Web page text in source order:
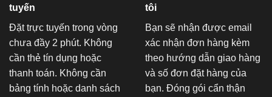
tuyến
Đặt trực tuyến trong vòng
chưa đầy 2 phút. Không
cần thẻ tín dụng hoặc
thanh toán. Không cần
bảng tính hoặc danh sách
tôi
Bạn sẽ nhận được email
xác nhận đơn hàng kèm
theo hướng dẫn giao hàng
và số đơn đặt hàng của
bạn. Đóng gói cẩn thận